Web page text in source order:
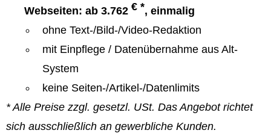
Webseiten: ab 3.762 € *, einmalig
ohne Text-/Bild-/Video-Redaktion
mit Einpflege / Datenübernahme aus Alt-
System
keine Seiten-/Artikel-/Datenlimits
* Alle Preise zzgl. gesetzl. USt. Das Angebot richtet
sich ausschließlich an gewerbliche Kunden.